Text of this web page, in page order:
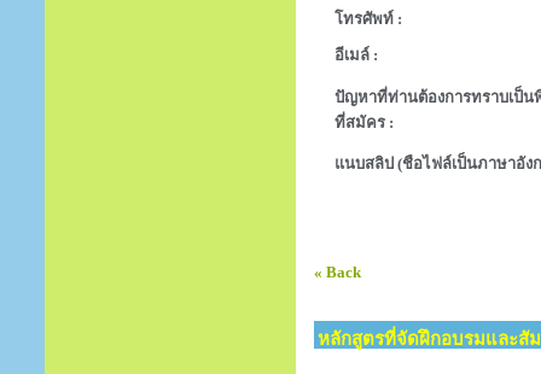
โทรศัพท์ :
อีเมล์ :
ปัญหาที่ท่านต้องการทราบเป็นพิ
ที่สมัคร :
แนบสลิป (ชือไฟล์เป็นภาษาอัง
« Back
หลักสูตรที่จัดฝึกอบรมและสัม